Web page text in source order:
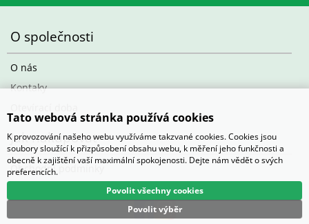
O společnosti
O nás
Kontaky
Jak nakupovat
Obchodní podmínky
Tato webová stránka používá cookies
K provozování našeho webu využíváme takzvané cookies. Cookies jsou
soubory sloužící k přizpůsobení obsahu webu, k měření jeho funkčnosti a
obecně k zajištění vaší maximální spokojenosti. Dejte nám vědět o svých
preferencích.
Povolit výběr
Povolit všechny cookies